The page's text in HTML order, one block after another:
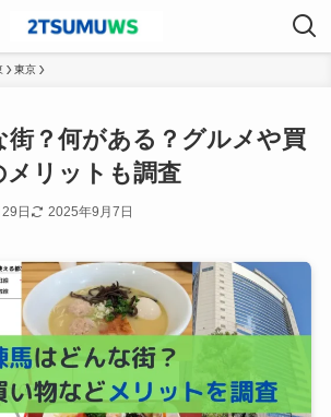
東京
街？何がある？グルメや買
メリットも調査
日 2025年9月7日